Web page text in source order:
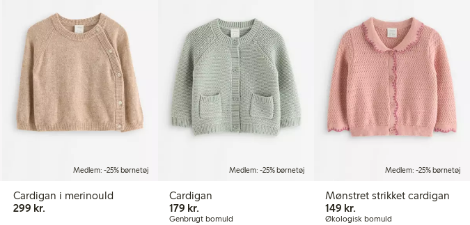
Medlem: -25% børnetøj
Cardigan i merinould
299 kr.
Medlem: -25% børnetøj
Cardigan
179 kr.
Genbrugt bomuld
Medlem: -25% børnetøj
Mønstret strikket cardigan
149 kr.
Økologisk bomuld